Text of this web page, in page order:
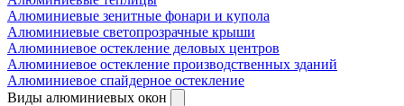
Алюминиевые зенитные фонари и купола
Алюминиевые светопрозрачные крыши
Алюминиевое остекление деловых центров
Алюминиевое остекление производственных зданий
Алюминиевое спайдерное остекление
Виды алюминиевых окон